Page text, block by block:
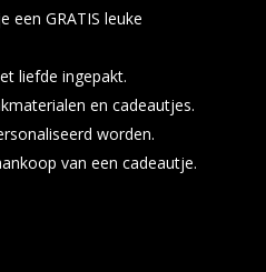
een GRATIS leuke
liefde ingepakt.
en cadeautjes.
worden.
van een cadeautje.